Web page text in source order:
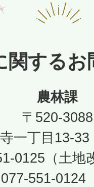
関するお
農林課
〒520-3088
一丁目13-
0125（土地
551-0124